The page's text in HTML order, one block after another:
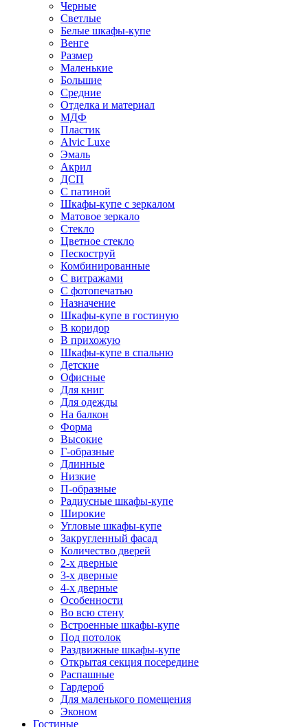
Черные
Светлые
Белые шкафы-купе
Венге
Размер
Маленькие
Большие
Средние
Отделка и материал
МДФ
Пластик
Alvic Luxe
Эмаль
Акрил
ДСП
С патиной
Шкафы-купе с зеркалом
Матовое зеркало
Стекло
Цветное стекло
Пескоструй
Комбинированные
С витражами
С фотопечатью
Назначение
Шкафы-купе в гостиную
В коридор
В прихожую
Шкафы-купе в спальню
Детские
Офисные
Для книг
Для одежды
На балкон
Форма
Высокие
Г-образные
Длинные
Низкие
П-образные
Радиусные шкафы-купе
Широкие
Угловые шкафы-купе
Закругленный фасад
Количество дверей
2-х дверные
3-х дверные
4-х дверные
Особенности
Во всю стену
Встроенные шкафы-купе
Под потолок
Раздвижные шкафы-купе
Открытая секция посередине
Распашные
Гардероб
Для маленького помещения
Эконом
Гостиные